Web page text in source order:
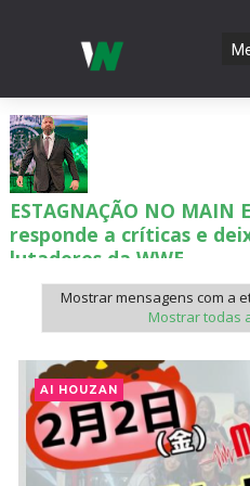
ESTAGNAÇÃO NO MAIN
responde a críticas e
lutadores da WWE
Unknown-Aug 06 2026
REGRESSO
critica promo de Big
frases icónicas
Unknown-Aug 06 2026
Mostrar mensagens com a
Mostrar todas
AI HOUZAN